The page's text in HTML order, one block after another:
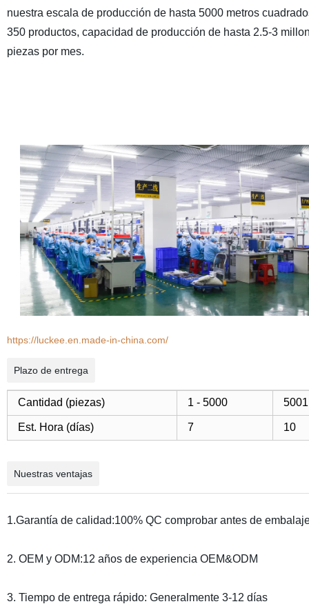
nuestra escala de producción de hasta 5000 metros
350 productos, capacidad de producción de hasta 2.5-3
piezas por mes.
https://luckee.en.made-in-china.com/
Plazo de entrega
Cantidad (piezas) 1 - 5000
Est. Hora (días) 7 10
Nuestras ventajas
1.Garantía de calidad:100% QC comprobar antes de
2. OEM y ODM:12 años de experiencia OEM&ODM
3. Tiempo de entrega rápido: Generalmente 3-12 días